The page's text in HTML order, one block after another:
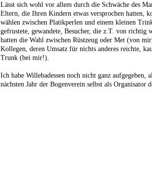
Lässt sich wohl vor allem durch die Schwäche des
Eltern, die Ihren Kindern etwas versprochen hatten,
wählen zwischen Platikperlen und einem kleinen
gefrustete, gewandete, Besucher, die z.T. von richtig
hatten die Wahl zwischen Rüstzeug oder Met (von
Kollegen, deren Umsatz für nichts anderes reichte,
Trunk (bei mir!).
Ich habe Willebadessen noch nicht ganz aufgegeben,
nächsten Jahr der Bogenverein selbst als Organisator